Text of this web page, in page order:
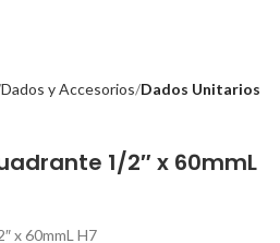
Dados y Accesorios Dados Unitarios
1/2″ x 60mmL
x 60mmL H7